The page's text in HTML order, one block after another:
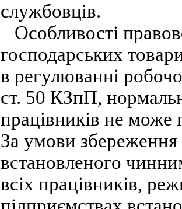
службовців.
Особливості
господарських
в регулюванні
ст. 50 КЗпП,
працівників не
За умови збереження
встановленого
всіх працівників,